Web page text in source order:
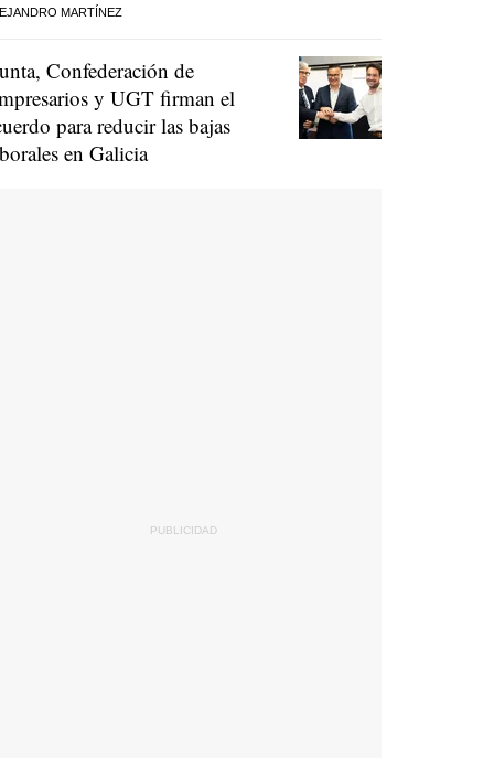
MARTÍNEZ
Confederación de
y UGT firman el
para reducir las bajas
en Galicia